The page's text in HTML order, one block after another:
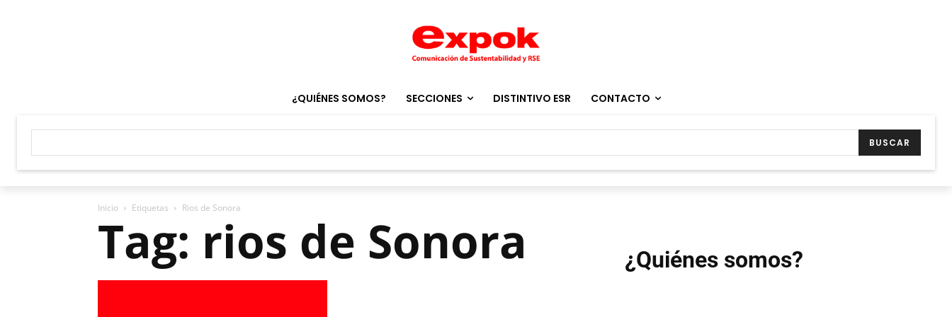
¿QUIÉNES SOMOS? SECCIONES DISTINTIVO ESR CONTACTO
BUSCAR
Inicio Etiquetas Rios de Sonora
Tag: rios de Sonora ¿Quiénes somos?